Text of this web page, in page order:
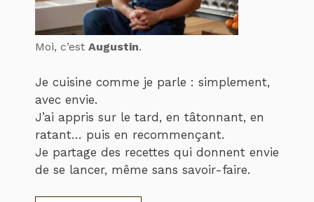
Moi, c’est Augustin.
Je cuisine comme je parle : simplement,
avec envie.
J’ai appris sur le tard, en tâtonnant, en
ratant… puis en recommençant.
Je partage des recettes qui donnent envie
de se lancer, même sans savoir-faire.